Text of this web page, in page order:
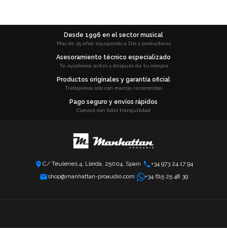
Desde 1996 en el sector musical
Más de 25 años equipando a DJs y productores
Asesoramiento técnico especializado
Te ayudamos antes y después de tu compra
Productos originales y garantía oficial
Trabajamos solo con marcas reconocidas
Pago seguro y envíos rápidos
Compra con total tranquilidad
C/ Teuleries 4, Lleida, 25004, Spain
+34 973 24 17 94
shop@manhattan-proaudio.com
+34 615 25 48 39